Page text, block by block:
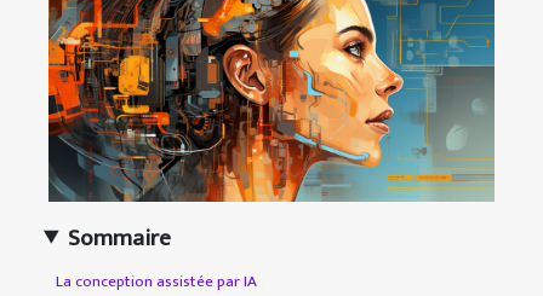
Sommaire
La conception assistée par IA